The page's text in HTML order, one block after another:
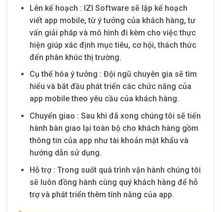
Lên kế hoạch : IZI Software sẽ lập kế hoạch
viết app mobile, từ ý tưởng của khách hàng, tư
vấn giải pháp và mô hình đi kèm cho việc thực
hiện giúp xác định mục tiêu, cơ hội, thách thức
đến phân khúc thị trường.
Cụ thể hóa ý tưởng : Đội ngũ chuyên gia sẽ tìm
hiểu và bắt đầu phát triển các chức năng của
app mobile theo yêu cầu của khách hàng.
Chuyển giao : Sau khi đã xong chúng tôi sẽ tiến
hành bàn giao lại toàn bộ cho khách hàng gồm
thông tin của app như tài khoản mật khẩu và
hướng dẫn sử dụng.
Hỗ trợ : Trong suốt quá trình vận hành chúng tôi
sẽ luôn đồng hành cùng quý khách hàng để hỗ
trợ và phát triển thêm tính năng của app.